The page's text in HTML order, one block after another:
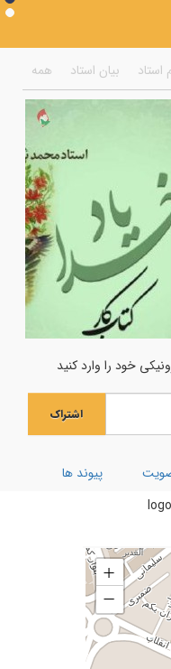
السلام)
همه بیان استاد استاد
خود را وارد کنید
اشتراک
پیوند ها